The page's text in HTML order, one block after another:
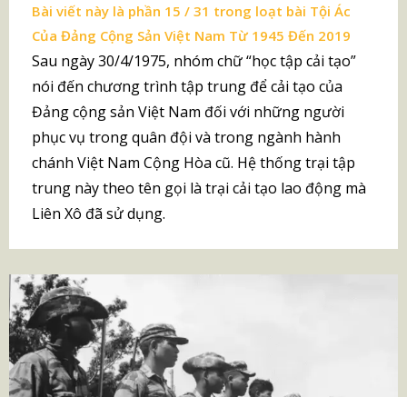
Bài viết này là phần 15 / 31 trong loạt bài Tội Ác
Của Đảng Cộng Sản Việt Nam Từ 1945 Đến 2019
Sau ngày 30/4/1975, nhóm chữ “học tập cải tạo”
nói đến chương trình tập trung để cải tạo của
Đảng cộng sản Việt Nam đối với những người
phục vụ trong quân đội và trong ngành hành
chánh Việt Nam Cộng Hòa cũ. Hệ thống trại tập
trung này theo tên gọi là trại cải tạo lao động mà
Liên Xô đã sử dụng.